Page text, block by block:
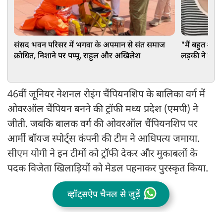
संसद भवन परिसर में भगवा के अपमान से संत समाज
क्रोधित, निशाने पर पप्पू, राहुल और अखिलेश
"मैं बहुत
लड़की ने
46वीं जूनियर नेशनल रोइंग चैंपियनशिप के बालिका वर्ग में
ओवरऑल चैंपियन बनने की ट्रॉफी मध्य प्रदेश (एमपी) ने
जीती. जबकि बालक वर्ग की ओवरऑल चैंपियनशिप पर
आर्मी बॉयज स्पोर्ट्स कंपनी की टीम ने आधिपत्य जमाया.
सीएम योगी ने इन टीमों को ट्रॉफी देकर और मुकाबलों के
पदक विजेता खिलाड़ियों को मेडल पहनाकर पुरस्कृत किया.
व्हॉट्सऐप चैनल से जुड़ें